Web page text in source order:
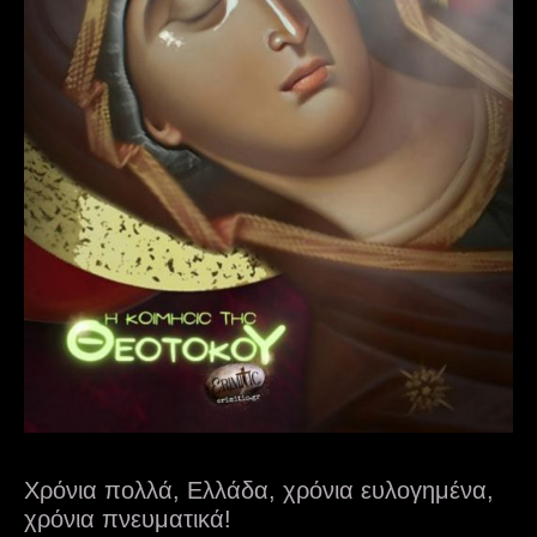
Χρόνια πολλά, Ελλάδα, χρόνια ευλογημένα,
χρόνια πνευματικά!